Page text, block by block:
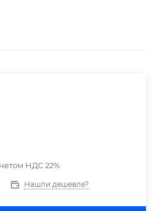
НДС 22%
Нашли дешевле?